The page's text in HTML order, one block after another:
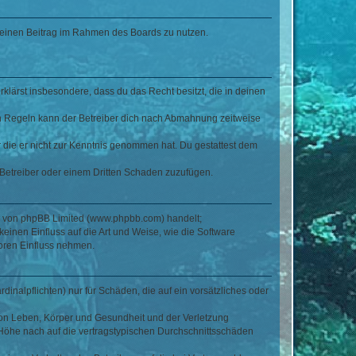
Beitrag im Rahmen des Boards zu nutzen.
insbesondere, dass du das Recht besitzt, die in deinen
kann der Betreiber dich nach Abmahnung zeitweise
er nicht zur Kenntnis genommen hat. Du gestattest dem
oder einem Dritten Schaden zuzufügen.
phpBB Limited (www.phpbb.com) handelt;
Einfluss auf die Art und Weise, wie die Software
Einfluss nehmen.
nur für Schäden, die auf ein vorsätzliches oder
Leben, Körper und Gesundheit und der Verletzung
nach auf die vertragstypischen Durchschnittsschäden